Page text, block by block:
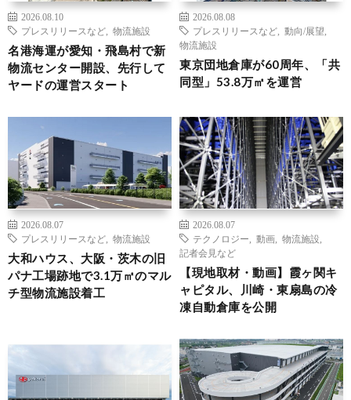
2026.08.10
プレスリリースなど
物流施設
名港海運が愛知・飛島村で新
物流センター開設、先行して
ヤードの運営スタート
2026.08.08
プレスリリースなど
動向/展望
物流施設
東京団地倉庫が60周年、「共
同型」53.8万㎡を運営
2026.08.07
プレスリリースなど
物流施設
大和ハウス、大阪・茨木の旧
パナ工場跡地で3.1万㎡のマル
チ型物流施設着工
2026.08.07
テクノロジー
動画 物流施設
記者会見など
【現地取材・動画】霞ヶ関キ
ャピタル、川崎・東扇島の冷
凍自動倉庫を公開